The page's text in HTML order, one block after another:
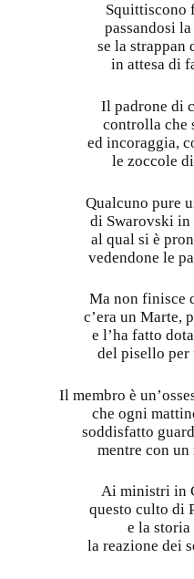
Squittiscono
passandosi
se la strappan
in attesa di
Il padrone di
controlla che
ed incoraggia,
le zoccole
Qualcuno pure
di Swarovski
al qual si è
vedendone le
Ma non finisce
c’era un Marte,
e l’ha fatto
del pisello per
Il membro è
che ogni
soddisfatto
mentre con
Ai ministri in
questo culto di
e la storia
la reazione dei